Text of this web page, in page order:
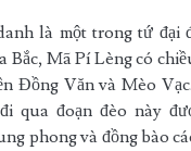
là một trong tứ đại
Bắc, Mã Pí Lèng có
Đồng Văn và Mèo
qua đoạn đèo này
phong và đồng bào